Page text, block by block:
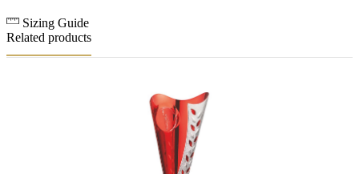
Sizing Guide
Related products